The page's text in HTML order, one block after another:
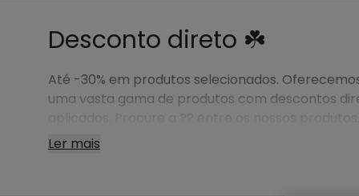
Desconto direto ☘️
Até -30% em produtos selecionados.
uma vasta gama de produtos com descontos
Ler mais